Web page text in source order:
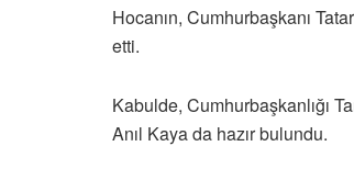
Hocanın, Cumhurbaşkanı
etti.
Kabulde, Cumhurbaşkanlığı
Anıl Kaya da hazır bulundu.